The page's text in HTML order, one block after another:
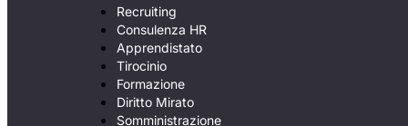
Recruiting
Consulenza HR
Apprendistato
Tirocinio
Formazione
Diritto Mirato
Somministrazione